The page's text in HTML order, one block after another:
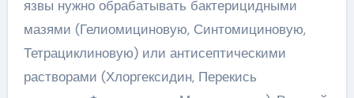
язвы нужно обрабатывать бактерицидными
мазями (Гелиомициновую, Синтомициновую,
Тетрациклиновую) или антисептическими
растворами (Хлоргексидин, Перекись